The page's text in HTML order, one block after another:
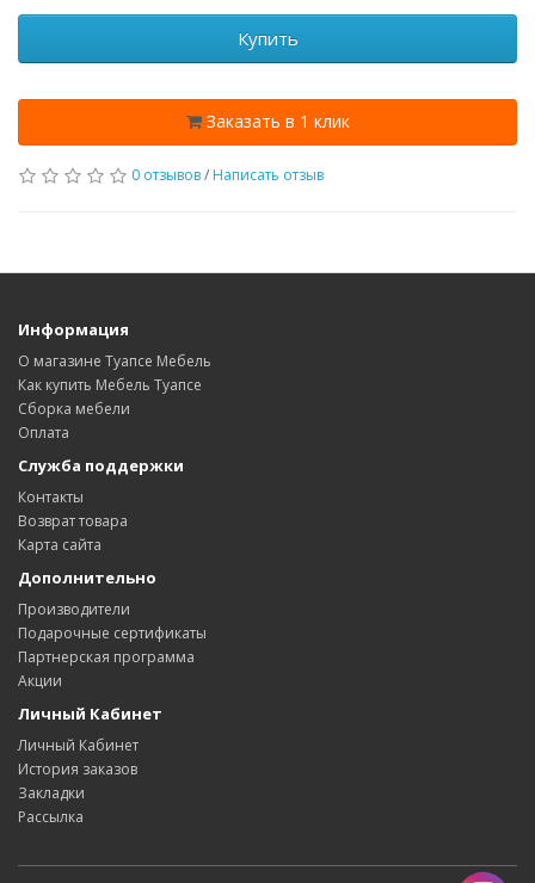
Купить
Заказать в 1 клик
0 отзывов/ Написать отзыв
Информация
О магазине Туапсе Мебель
Как купить Мебель Туапсе
Сборка мебели
Оплата
Служба поддержки
Контакты
Возврат товара
Карта сайта
Дополнительно
Производители
Подарочные сертификаты
Партнерская программа
Акции
Личный Кабинет
Личный Кабинет
История заказов
Закладки
Рассылка